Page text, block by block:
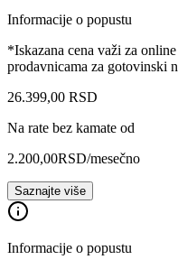
Informacije o popustu
*Iskazana cena važi za
prodavnicama za gotovinski
26.399,00 RSD
Na rate bez kamate od
2.200,00RSD/mesečno
Saznajte više
Informacije o popustu